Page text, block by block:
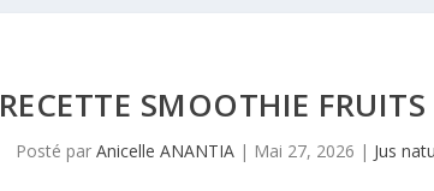
RECETTE SMOOTHIE
Posté par Anicelle ANANTIA| Mai 27, 2026 | Jus